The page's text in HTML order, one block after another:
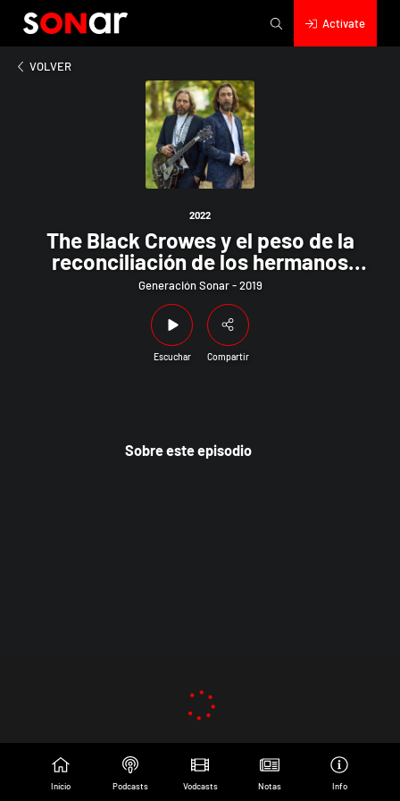
Actívate
VOLVER
2022
The Black Crowes y el peso de la
reconciliación de los hermanos
Robinson. Además, La Renga, The
Gathering y Joe Cocker en un nuevo
Ingeniero.
Generación Sonar - 2019
Escuchar Compartir
2022
Crowes y el peso de la reconciliación de los hermanos
Sobre este episodio
Inicio Podcasts Vodcasts Notas Info